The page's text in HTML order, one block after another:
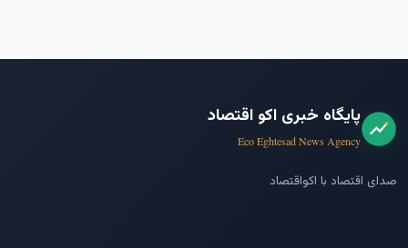
پایگاه خبری اکو اقتصاد
Eco Eghtesad News Agency
صدای اقتصاد با اکواقتصاد